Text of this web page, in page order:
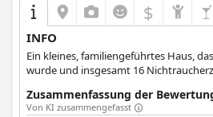
$
INFO
Ein kleines, familiengeführtes Haus,
wurde und insgesamt 16
Zusammenfassung der
Von KI zusammengefasst